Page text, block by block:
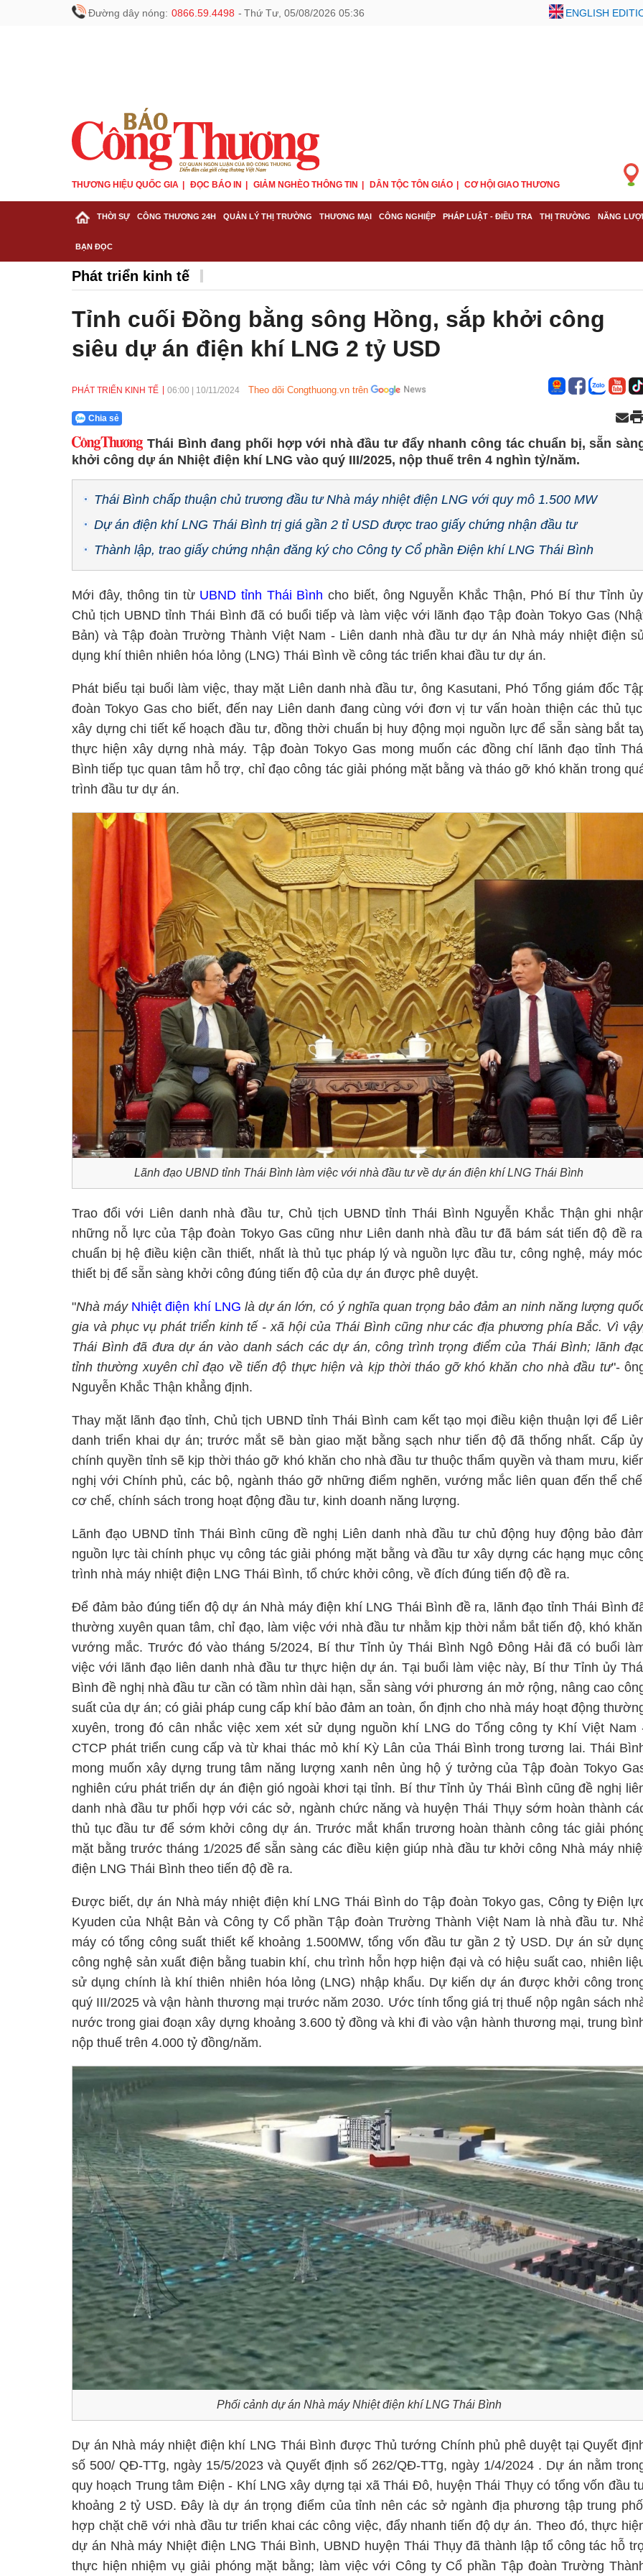
Đường dây nóng: 0866.59.4498 - Thứ Tư, 05/08/2026 05:36 ENGLISH
THƯƠNG HIỆU QUỐC GIA ĐỌC BÁO IN GIẢM NGHÈO THÔNG TIN DÂN TỘC TÔN GIÁO CƠ HỘI GIAO THƯƠNG
THỜI SỰ CÔNG THƯƠNG 24H QUẢN LÝ THỊ TRƯỜNG THƯƠNG MẠI CÔNG NGHIỆP PHÁP LUẬT - ĐIỀU TRA THỊ TRƯỜNG NĂNG
BẠN ĐỌC
Phát triển kinh tế
Tỉnh cuối Đồng bằng sông Hồng, sắp khởi công
siêu dự án điện khí LNG 2 tỷ USD
PHÁT TRIỂN KINH TẾ 06:00 10/11/2024 Theo dõi Congthuong.vn trên
Chia sẻ
Thái Bình đang phối hợp với nhà đầu tư đẩy nhanh công tác chuẩn bị, sẵn
khởi công dự án Nhiệt điện khí LNG vào quý III/2025, nộp thuế trên 4 nghìn tỷ/năm.
Thái Bình chấp thuận chủ trương đầu tư Nhà máy nhiệt điện LNG với quy mô 1.500 MW
Dự án điện khí LNG Thái Bình trị giá gần 2 tỉ USD được trao giấy chứng nhận đầu tư
Thành lập, trao giấy chứng nhận đăng ký cho Công ty Cổ phần Điện khí LNG Thái Bình
Mới đây, thông tin từ UBND tỉnh Thái Bình cho biết, ông Nguyễn Khắc Thận, Phó Bí thư Tỉnh
Chủ tịch UBND tỉnh Thái Bình đã có buổi tiếp và làm việc với lãnh đạo Tập đoàn Tokyo Gas
Bản) và Tập đoàn Trường Thành Việt Nam - Liên danh nhà đầu tư dự án Nhà máy nhiệt điện
dụng khí thiên nhiên hóa lỏng (LNG) Thái Bình về công tác triển khai đầu tư dự án.
Phát biểu tại buổi làm việc, thay mặt Liên danh nhà đầu tư, ông Kasutani, Phó Tổng giám đốc
đoàn Tokyo Gas cho biết, đến nay Liên danh đang cùng với đơn vị tư vấn hoàn thiện các thủ
xây dựng chi tiết kế hoạch đầu tư, đồng thời chuẩn bị huy động mọi nguồn lực để sẵn sàng bắt
thực hiện xây dựng nhà máy. Tập đoàn Tokyo Gas mong muốn các đồng chí lãnh đạo tỉnh
Bình tiếp tục quan tâm hỗ trợ, chỉ đạo công tác giải phóng mặt bằng và tháo gỡ khó khăn trong
trình đầu tư dự án.
Lãnh đạo UBND tỉnh Thái Bình làm việc với nhà đầu tư về dự án điện khí LNG Thái Bình
Trao đổi với Liên danh nhà đầu tư, Chủ tịch UBND tỉnh Thái Bình Nguyễn Khắc Thận ghi
những nỗ lực của Tập đoàn Tokyo Gas cũng như Liên danh nhà đầu tư đã bám sát tiến độ đề
chuẩn bị hệ điều kiện cần thiết, nhất là thủ tục pháp lý và nguồn lực đầu tư, công nghệ, máy
thiết bị để sẵn sàng khởi công đúng tiến độ của dự án được phê duyệt.
"Nhà máy Nhiệt điện khí LNG là dự án lớn, có ý nghĩa quan trọng bảo đảm an ninh năng lượng
gia và phục vụ phát triển kinh tế - xã hội của Thái Bình cũng như các địa phương phía Bắc. Vì
Thái Bình đã đưa dự án vào danh sách các dự án, công trình trọng điểm của Thái Bình; lãnh
tỉnh thường xuyên chỉ đạo về tiến độ thực hiện và kịp thời tháo gỡ khó khăn cho nhà đầu tư"-
Nguyễn Khắc Thận khẳng định.
Thay mặt lãnh đạo tỉnh, Chủ tịch UBND tỉnh Thái Bình cam kết tạo mọi điều kiện thuận lợi để
danh triển khai dự án; trước mắt sẽ bàn giao mặt bằng sạch như tiến độ đã thống nhất. Cấp
chính quyền tỉnh sẽ kịp thời tháo gỡ khó khăn cho nhà đầu tư thuộc thẩm quyền và tham mưu,
nghị với Chính phủ, các bộ, ngành tháo gỡ những điểm nghẽn, vướng mắc liên quan đến thể
cơ chế, chính sách trong hoạt động đầu tư, kinh doanh năng lượng.
Lãnh đạo UBND tỉnh Thái Bình cũng đề nghị Liên danh nhà đầu tư chủ động huy động bảo
nguồn lực tài chính phục vụ công tác giải phóng mặt bằng và đầu tư xây dựng các hạng mục
trình nhà máy nhiệt điện LNG Thái Bình, tổ chức khởi công, về đích đúng tiến độ đề ra.
Để đảm bảo đúng tiến độ dự án Nhà máy điện khí LNG Thái Bình đề ra, lãnh đạo tỉnh Thái Bình
thường xuyên quan tâm, chỉ đạo, làm việc với nhà đầu tư nhằm kịp thời nắm bắt tiến độ, khó
vướng mắc. Trước đó vào tháng 5/2024, Bí thư Tỉnh ủy Thái Bình Ngô Đông Hải đã có buổi
việc với lãnh đạo liên danh nhà đầu tư thực hiện dự án. Tại buổi làm việc này, Bí thư Tỉnh ủy
Bình đề nghị nhà đầu tư cần có tầm nhìn dài hạn, sẵn sàng với phương án mở rộng, nâng cao
suất của dự án; có giải pháp cung cấp khí bảo đảm an toàn, ổn định cho nhà máy hoạt động
xuyên, trong đó cân nhắc việc xem xét sử dụng nguồn khí LNG do Tổng công ty Khí Việt Nam
CTCP phát triển cung cấp và từ khai thác mỏ khí Kỳ Lân của Thái Bình trong tương lai. Thái
mong muốn xây dựng trung tâm năng lượng xanh nên ủng hộ ý tưởng của Tập đoàn Tokyo
nghiên cứu phát triển dự án điện gió ngoài khơi tại tỉnh. Bí thư Tỉnh ủy Thái Bình cũng đề nghị
danh nhà đầu tư phối hợp với các sở, ngành chức năng và huyện Thái Thụy sớm hoàn thành
thủ tục đầu tư để sớm khởi công dự án. Trước mắt khẩn trương hoàn thành công tác giải
mặt bằng trước tháng 1/2025 để sẵn sàng các điều kiện giúp nhà đầu tư khởi công Nhà máy
điện LNG Thái Bình theo tiến độ đề ra.
Được biết, dự án Nhà máy nhiệt điện khí LNG Thái Bình do Tập đoàn Tokyo gas, Công ty Điện
Kyuden của Nhật Bản và Công ty Cổ phần Tập đoàn Trường Thành Việt Nam là nhà đầu tư.
máy có tổng công suất thiết kế khoảng 1.500MW, tổng vốn đầu tư gần 2 tỷ USD. Dự án sử
công nghệ sản xuất điện bằng tuabin khí, chu trình hỗn hợp hiện đại và có hiệu suất cao, nhiên
sử dụng chính là khí thiên nhiên hóa lỏng (LNG) nhập khẩu. Dự kiến dự án được khởi công
quý III/2025 và vận hành thương mại trước năm 2030. Ước tính tổng giá trị thuế nộp ngân sách
nước trong giai đoạn xây dựng khoảng 3.600 tỷ đồng và khi đi vào vận hành thương mại, trung
nộp thuế trên 4.000 tỷ đồng/năm.
Phối cảnh dự án Nhà máy Nhiệt điện khí LNG Thái Bình
Dự án Nhà máy nhiệt điện khí LNG Thái Bình được Thủ tướng Chính phủ phê duyệt tại Quyết
số 500/ QĐ-TTg, ngày 15/5/2023 và Quyết định số 262/QĐ-TTg, ngày 1/4/2024 . Dự án nằm
quy hoạch Trung tâm Điện - Khí LNG xây dựng tại xã Thái Đô, huyện Thái Thụy có tổng vốn đầu
khoảng 2 tỷ USD. Đây là dự án trọng điểm của tỉnh nên các sở ngành địa phương tập trung
hợp chặt chẽ với nhà đầu tư triển khai các công việc, đẩy nhanh tiến độ dự án. Theo đó, thực
dự án Nhà máy Nhiệt điện LNG Thái Bình, UBND huyện Thái Thụy đã thành lập tổ công tác hỗ
thực hiện nhiệm vụ giải phóng mặt bằng; làm việc với Công ty Cổ phần Tập đoàn Trường